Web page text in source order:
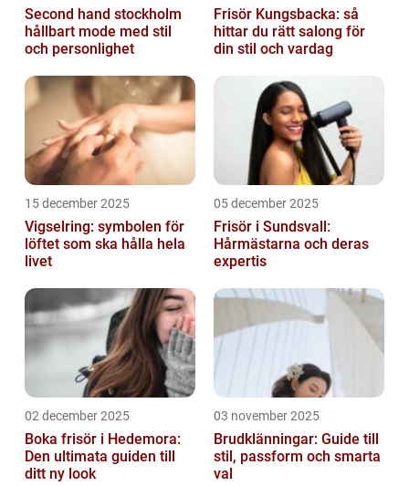
Second hand stockholm
hållbart mode med stil
och personlighet
Frisör Kungsbacka: så
hittar du rätt salong för
din stil och vardag
15 december 2025
Vigselring: symbolen för
löftet som ska hålla hela
livet
05 december 2025
Frisör i Sundsvall:
Hårmästarna och deras
expertis
02 december 2025
Boka frisör i Hedemora:
Den ultimata guiden till
ditt ny look
03 november 2025
Brudklänningar: Guide till
stil, passform och smarta
val